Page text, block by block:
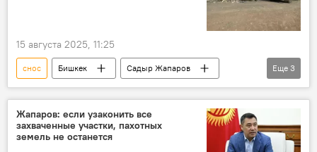
15 августа 2025, 11:25
снос Бишкек
Садыр Жапаров
парк Ататюрка
дома Кок-Жар
Еще 3
Жапаров: если узаконить все
захваченные участки, пахотных
земель не останется